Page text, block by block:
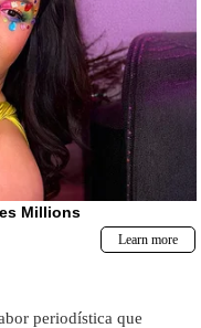
periodística que